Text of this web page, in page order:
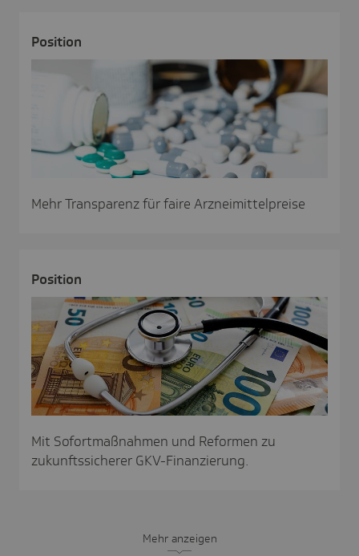
Posi­tion
Mehr Transparenz für faire Arzneimittelpreise
Posi­tion
Mit Sofortmaßnahmen und Reformen zu
zukunftssicherer GKV-Finanzierung.
Mehr anzeigen